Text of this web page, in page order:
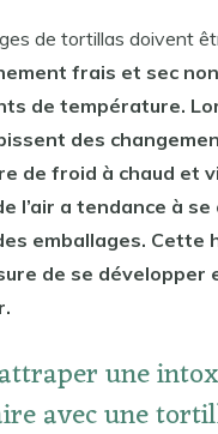
de tortillas doivent
frais et sec
de température.
des
de froid à chaud et
l’air a tendance à
emballages. Cette
de se développer
une
avec une